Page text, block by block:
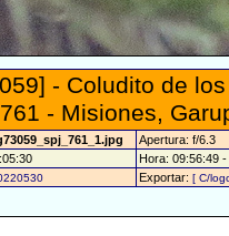
- Coludito de
- Misiones,
Apertura: f/6.3
Hora: 09:56:49
Exportar: [ C/